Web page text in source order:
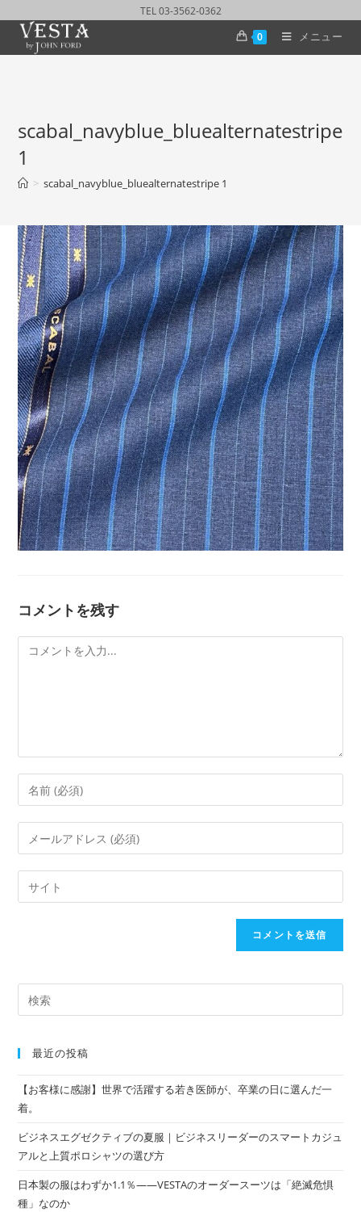
TEL 03-3562-0362
0
メニュー
scabal_navyblue_bluealternatestripe
1
> scabal_navyblue_bluealternatestripe 1
コメントを残す
最近の投稿
【お客様に感謝】世界で活躍する若き医師が、卒業の日に選んだ一
着。
ビジネスエグゼクティブの夏服｜ビジネスリーダーのスマートカジュ
アルと上質ポロシャツの選び方
日本製の服はわずか1.1％——VESTAのオーダースーツは「絶滅危惧
種」なのか